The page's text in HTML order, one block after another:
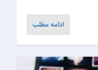
ادامه مطلب